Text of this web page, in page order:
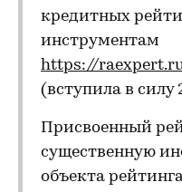
кредитных
инструментам
https://
(вступила в силу
Присвоенный
существенную
объекта